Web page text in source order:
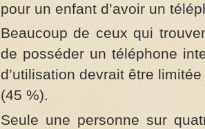
pour un enfant d’avoir un
Beaucoup de ceux qui
de posséder un téléphone
d’utilisation devrait être
(45 %).
Seule une personne sur